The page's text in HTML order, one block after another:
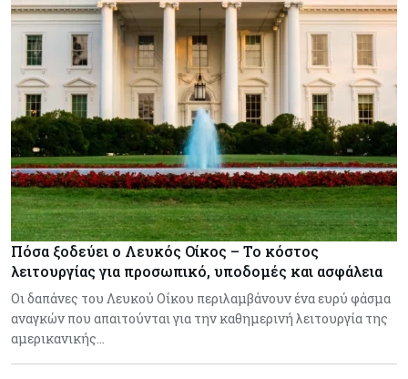
Πόσα ξοδεύει ο Λευκός Οίκος – Το κόστος
λειτουργίας για προσωπικό, υποδομές και ασφάλεια
Οι δαπάνες του Λευκού Οίκου περιλαμβάνουν ένα ευρύ φάσμα
αναγκών που απαιτούνται για την καθημερινή λειτουργία της
αμερικανικής…